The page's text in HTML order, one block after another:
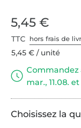
5,45 €
TTC hors frais de
5,45 € / unité
mar., 11.08.
Choisissez la